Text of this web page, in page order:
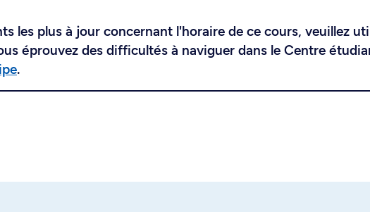
les plus à jour concernant l'horaire de ce cours, veuillez
éprouvez des difficultés à naviguer dans le Centre
.